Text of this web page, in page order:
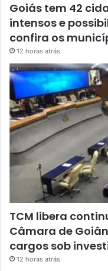
Goiás tem 42
intensos e
confira os
12 horas atrás
TCM libera
Câmara de
cargos sob
12 horas atrás